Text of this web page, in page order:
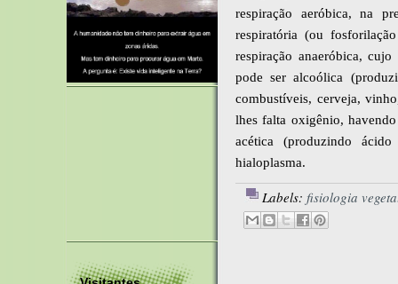
respiração aeróbica, na
respiratória (ou
respiração anaeróbica,
pode ser alcoólica
combustíveis, cerveja,
lhes falta oxigênio,
acética (produzindo
hialoplasma.
Labels: fisiologia